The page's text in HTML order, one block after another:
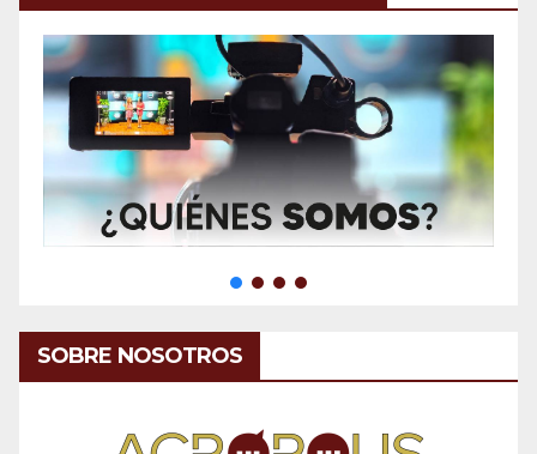
SOBRE NOSOTROS